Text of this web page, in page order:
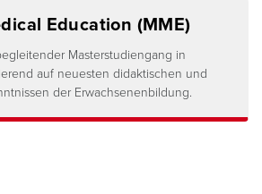
Education (MME)
Masterstudiengang in
auf neuesten didaktischen und
der Erwachsenenbildung.